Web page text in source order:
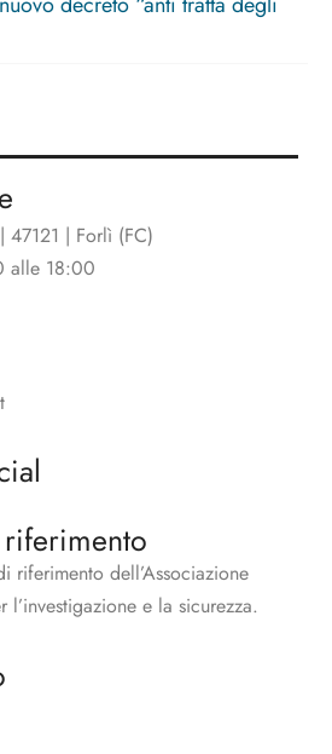
| Forlì (FC)
alle 18:00
dell’Associazione
e la sicurezza.